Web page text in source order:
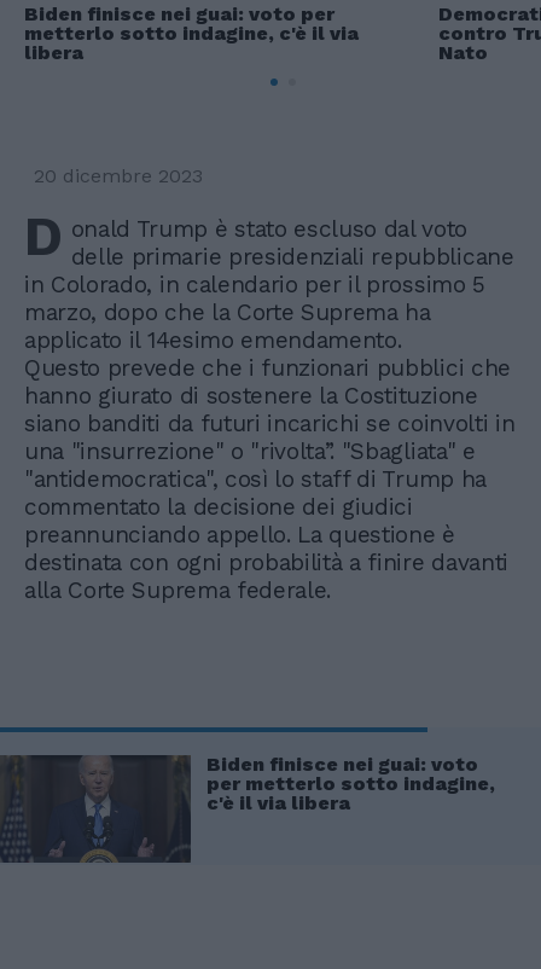
Biden finisce nei guai: voto per
metterlo sotto indagine, c'è il via
libera
contro
Nato
20 dicembre 2023
D onald Trump è stato escluso dal voto
delle primarie presidenziali repubblicane
in Colorado, in calendario per il prossimo 5
marzo, dopo che la Corte Suprema ha
applicato il 14esimo emendamento.
Questo prevede che i funzionari pubblici che
hanno giurato di sostenere la Costituzione
siano banditi da futuri incarichi se coinvolti in
una "insurrezione" o "rivolta”. "Sbagliata" e
"antidemocratica", così lo staff di Trump ha
commentato la decisione dei giudici
preannunciando appello. La questione è
destinata con ogni probabilità a finire davanti
alla Corte Suprema federale.
Biden finisce nei guai: voto
per metterlo sotto indagine,
c'è il via libera